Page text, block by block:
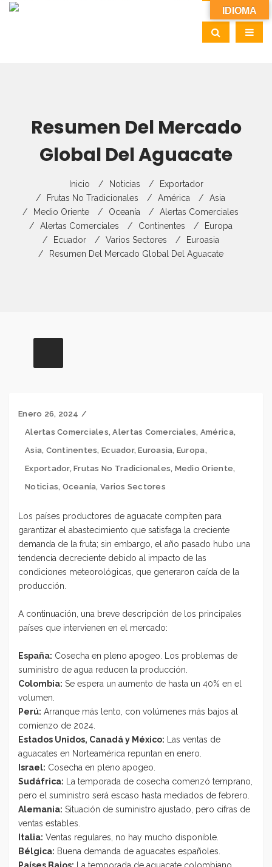
Resumen Del Mercado
Global Del Aguacate
Inicio Noticias
Exportador
Frutas No Tradicionales
América
Asia
Medio Oriente
Oceanía
Alertas Comerciales
Alertas Comerciales
Continentes
Europa
Ecuador
Varios Sectores
Euroasia
Resumen Del Mercado Global Del Aguacate
Enero 26, 2024
Alertas Comerciales,Alertas Comerciales, América,
Asia, Continentes, Ecuador,Euroasia, Europa,
Exportador,Frutas No Tradicionales, Medio Oriente,
Noticias, Oceanía, Varios Sectores
Los países productores de aguacate compiten para
garantizar el abastecimiento que satisfaga la creciente
demanda de la fruta; sin embargo, el año pasado hubo una
tendencia decreciente debido al impacto de las
condiciones meteorológicas, que generaron caída de la
producción.
A continuación, una breve descripción de los principales
países que intervienen en el mercado:
España: Cosecha en pleno apogeo. Los problemas de
suministro de agua reducen la producción.
Colombia: Se espera un aumento de hasta un 40% en el
volumen.
Perú: Arranque más lento, con volúmenes más bajos al
comienzo de 2024.
Estados Unidos, Canadá y México: Las ventas de
aguacates en Norteamérica repuntan en enero.
Israel: Cosecha en pleno apogeo.
Sudáfrica: La temporada de cosecha comenzó temprano,
pero el suministro será escaso hasta mediados de febrero.
Alemania: Situación de suministro ajustado, pero cifras de
ventas estables.
Italia: Ventas regulares, no hay mucho disponible.
Bélgica: Buena demanda de aguacates españoles.
IDIOMA